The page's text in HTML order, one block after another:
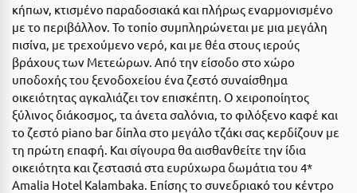
Δ
Δελφοί
Διακοπτό
Ε
Ελάτη Αρκαδίας
Ελληνικό Αρκαδίας
κήπων, κτισμένο παραδοσιακά και πλήρως εναρμονισμένο
με το περιβάλλον. Το τοπίο συμπληρώνεται με μια μεγάλη
πισίνα, με τρεχούμενο νερό, και με θέα στους ιερούς
βράχους των Μετεώρων. Από την είσοδο στο χώρο
υποδοχής του ξενοδοχείου ένα ζεστό συναίσθημα
οικειότητας αγκαλιάζει τον επισκέπτη. Ο χειροποίητος
ξύλινος διάκοσμος, τα άνετα σαλόνια, το φιλόξενο καφέ και
το ζεστό piano bar δίπλα στο μεγάλο τζάκι σας κερδίζουν με
τη πρώτη επαφή. Και σίγουρα θα αισθανθείτε την ίδια
οικειότητα και ζεστασιά στα ευρύχωρα δωμάτια του 4*
Amalia Hotel Kalambaka. Επίσης το συνεδριακό του κέντρο